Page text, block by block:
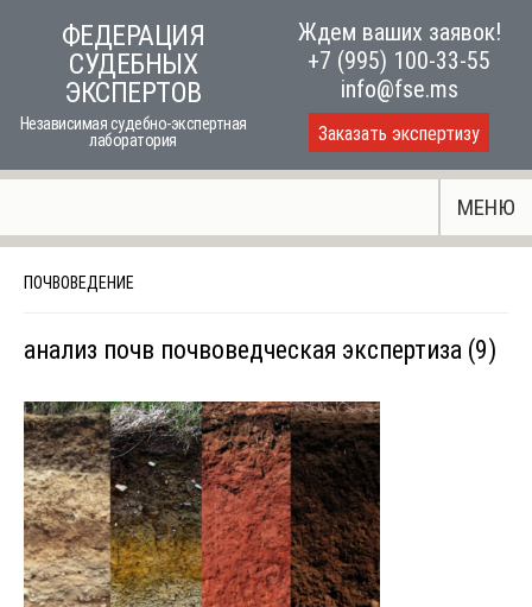
ФЕДЕРАЦИЯ
СУДЕБНЫХ
ЭКСПЕРТОВ
Независимая судебно-экспертная
лаборатория
Ждем ваших заявок!
+7 (995) 100-33-55
info@fse.ms
Заказать экспертизу
МЕНЮ
ПОЧВОВЕДЕНИЕ
анализ почв почвоведческая экспертиза (9)